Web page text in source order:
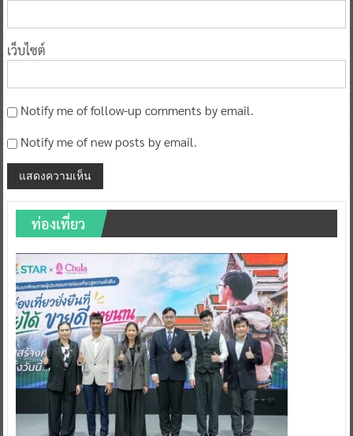
เว็บไซต์
Notify me of follow-up comments by email.
Notify me of new posts by email.
ท่องเที่ยว